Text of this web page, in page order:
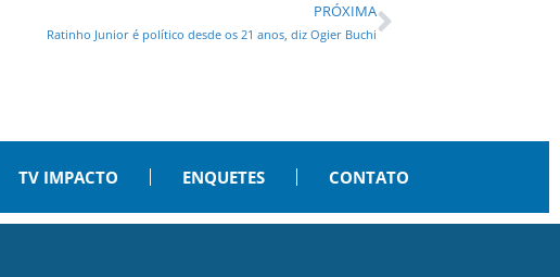
PRÓXIMA
Ratinho Junior é político desde os 21 anos, diz Ogier Buchi
TV IMPACTO ENQUETES CONTATO